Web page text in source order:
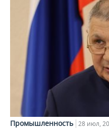
Промышленность 28 июл,